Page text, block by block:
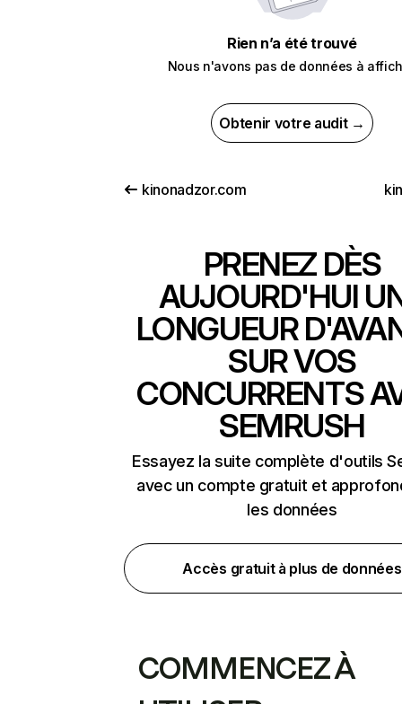
Rien n’a été trouvé
Nous n'avons pas de données à
Obtenir votre audit →
kinonadzor.com
PRENEZ DÈS
AUJOURD'HUI
LONGUEUR
SUR VOS
CONCURRENTS
SEMRUSH
Essayez la suite complète d'outils
avec un compte gratuit et
les données
Accès gratuit à plus de données
COMMENCEZ À